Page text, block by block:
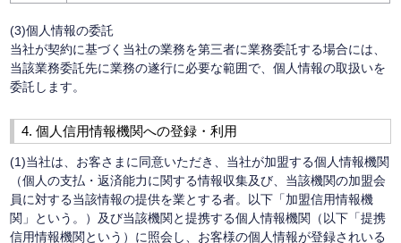
(3)個人情報の委託
当社が契約に基づく当社の業務を第三者に業務委託する場合には、
当該業務委託先に業務の遂行に必要な範囲で、個人情報の取扱いを
委託します。
4. 個人信用情報機関への登録・利用
(1)当社は、お客さまに同意いただき、当社が加盟する個人情報機関
（個人の支払・返済能力に関する情報収集及び、当該機関の加盟会
員に対する当該情報の提供を業とする者。以下「加盟信用情報機
関」という。）及び当該機関と提携する個人情報機関（以下「提携
信用情報機関という）に照会し、お客様の個人情報が登録されいる